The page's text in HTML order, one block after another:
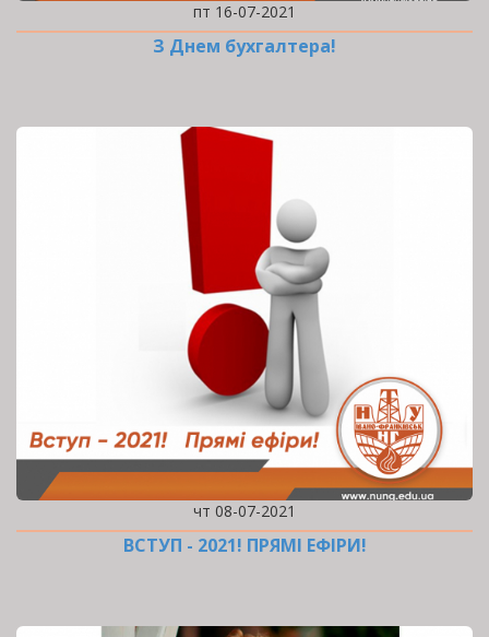
пт 16-07-2021
З Днем бухгалтера!
чт 08-07-2021
ВСТУП - 2021! ПРЯМІ ЕФІРИ!